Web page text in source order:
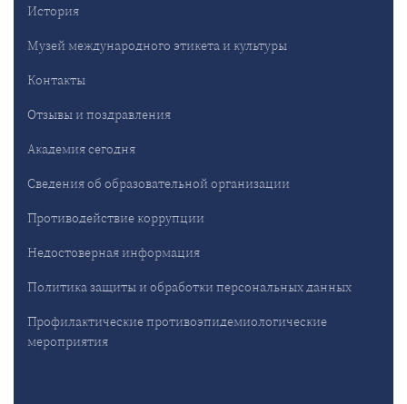
История
Музей международного этикета и культуры
Контакты
Отзывы и поздравления
Академия сегодня
Сведения об образовательной организации
Противодействие коррупции
Недостоверная информация
Политика защиты и обработки персональных данных
Профилактические противоэпидемиологические
мероприятия